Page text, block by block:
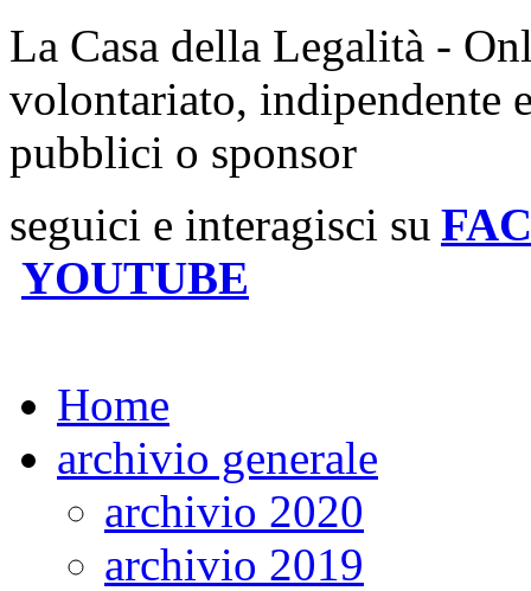
La Casa della Legalità -
volontariato, indipendente
pubblici o sponsor
seguici e interagisci su
YOUTUBE
Home
archivio generale
archivio 2020
archivio 2019